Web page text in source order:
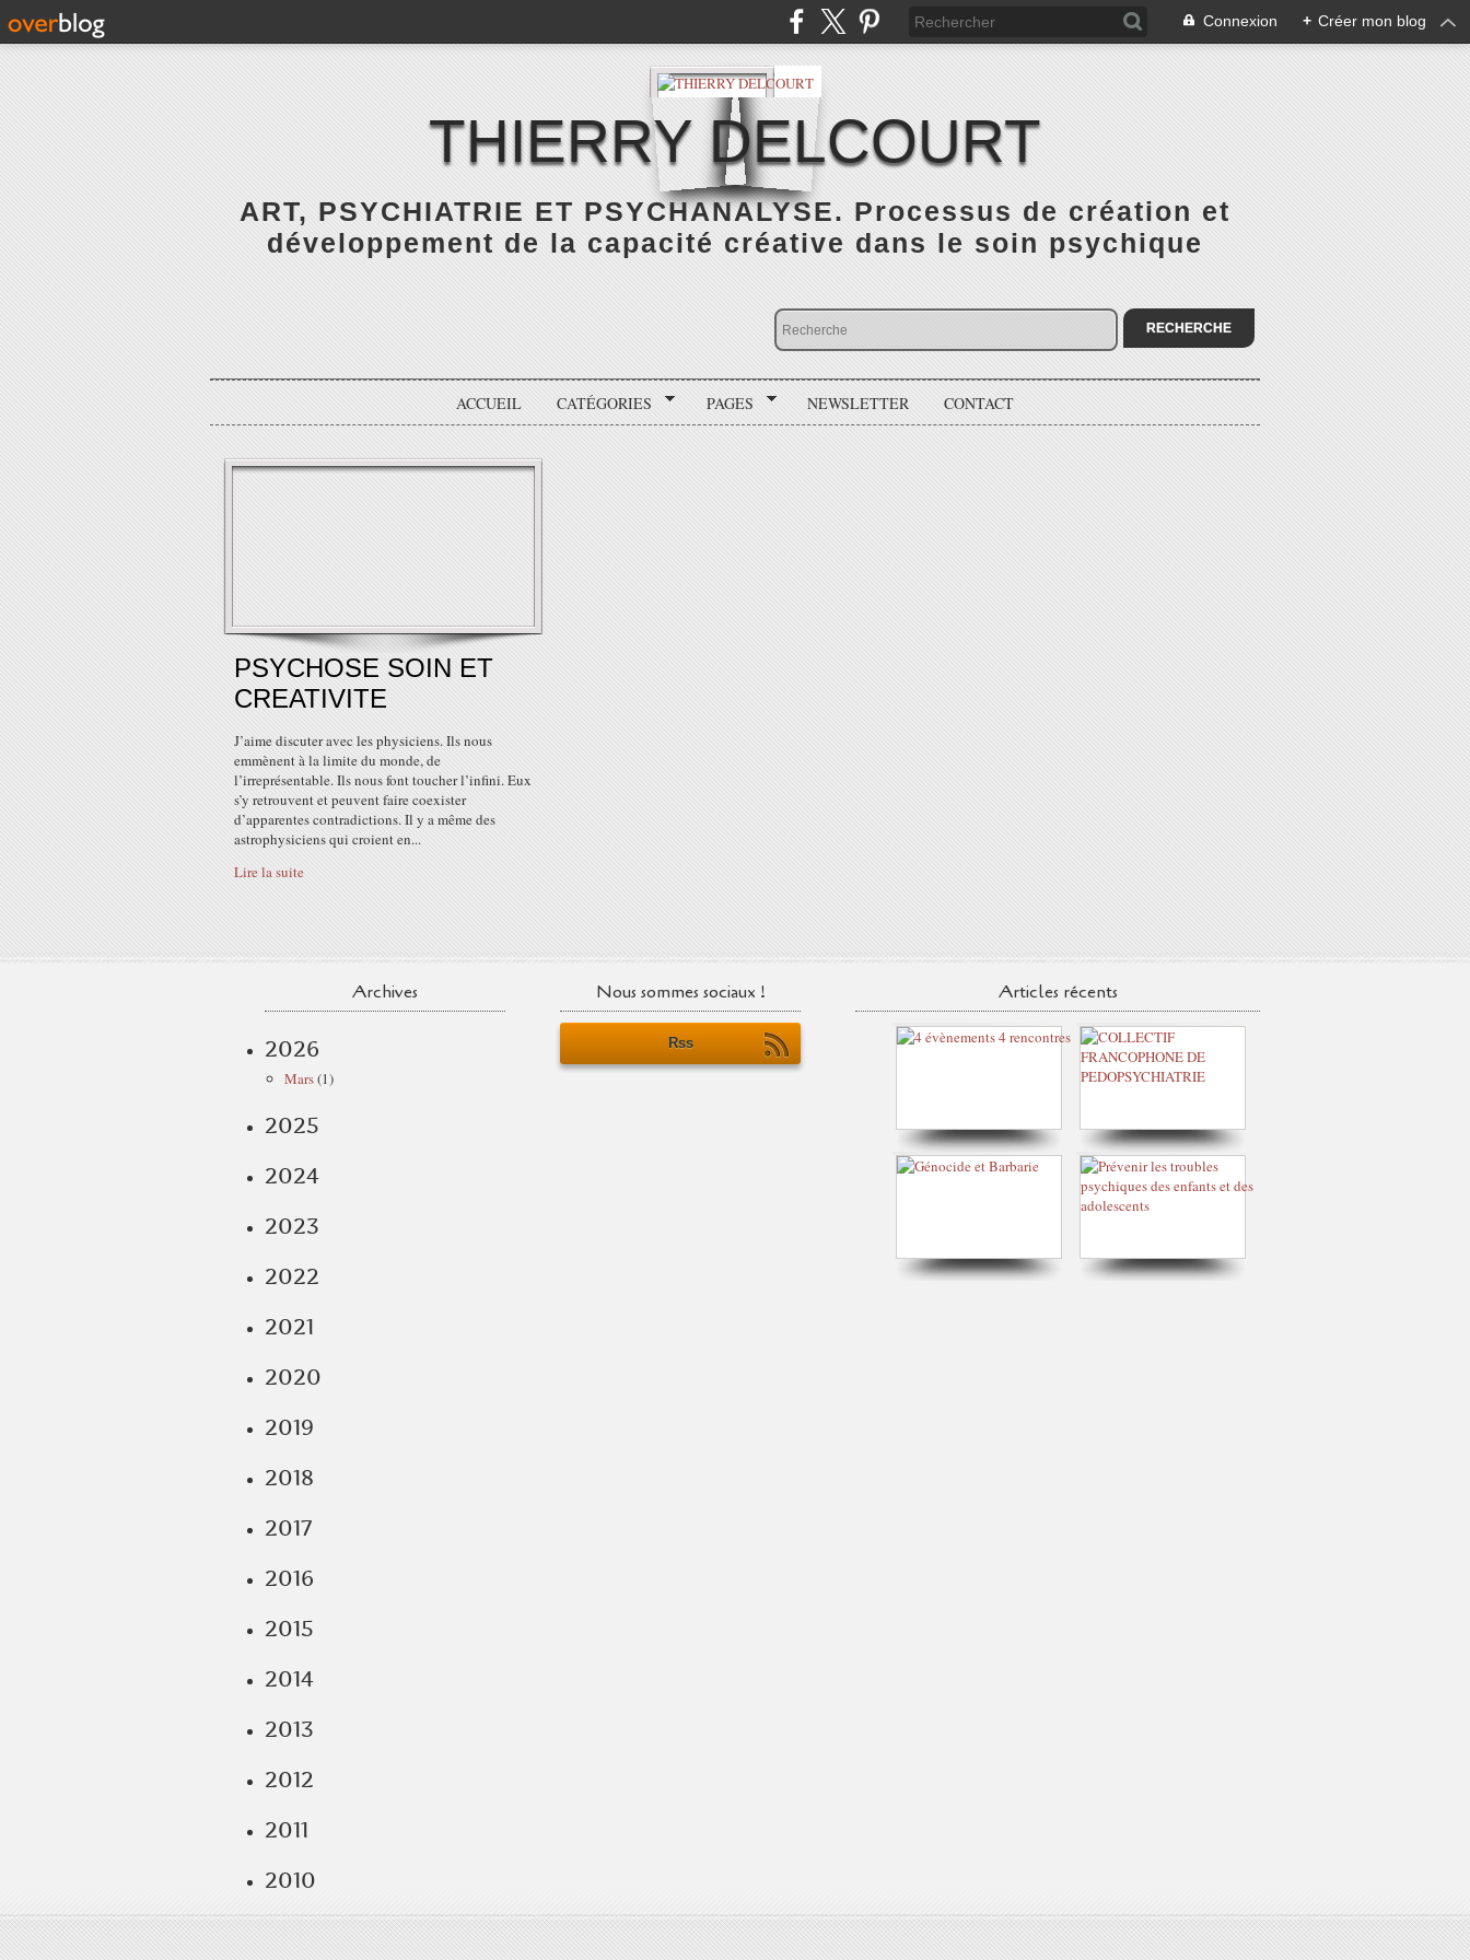
Connexion + Créer mon blog
THIERRY DELCOURT
ART, PSYCHIATRIE ET PSYCHANALYSE. Processus de création et
développement de la capacité créative dans le soin psychique
ACCUEIL CATÉGORIES PAGES NEWSLETTER CONTACT
PSYCHOSE SOIN ET
CREATIVITE
J’aime discuter avec les physiciens. Ils nous
emmènent à la limite du monde, de
l’irreprésentable. Ils nous font toucher l’infini. Eux
s’y retrouvent et peuvent faire coexister
d’apparentes contradictions. Il y a même des
astrophysiciens qui croient en...
Lire la suite
Archives
2026
Mars(1)
2025
2024
2023
2022
2021
2020
2019
2018
2017
2016
2015
2014
2013
2012
2011
2010
Nous sommes sociaux !
Rss
Articles récents